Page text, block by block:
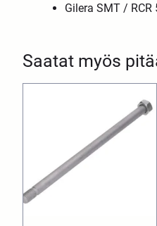
Saatat myös
Gilera SMT /